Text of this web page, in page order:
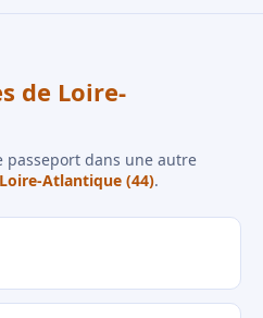
de Loire-
passeport dans une autre
Loire-Atlantique (44).